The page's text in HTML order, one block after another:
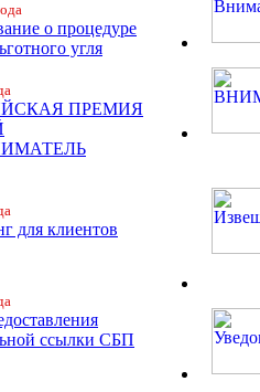
о процедуре
угля
ПРЕМИЯ
для клиентов
ссылки СБП